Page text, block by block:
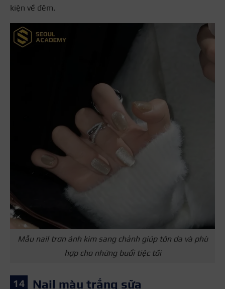
kiện về đêm.
Mẫu nail trơn ánh kim sang chảnh giúp tôn da và phù
hợp cho những buổi tiệc tối
Nail màu trắng sữa